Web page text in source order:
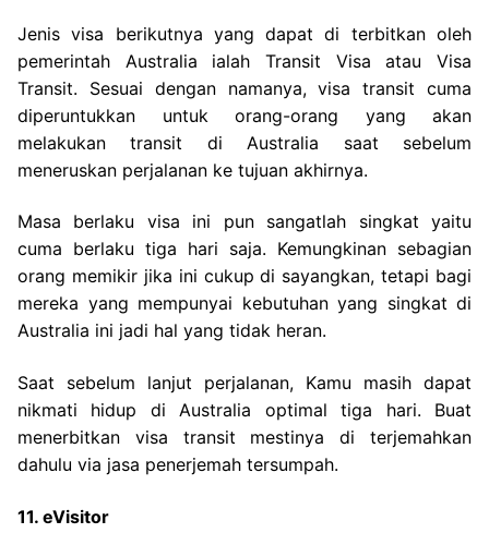
Jenis visa berikutnya yang dapat di terbitkan oleh
pemerintah Australia ialah Transit Visa atau Visa
Transit. Sesuai dengan namanya, visa transit cuma
diperuntukkan untuk orang-orang yang akan
melakukan transit di Australia saat sebelum
meneruskan perjalanan ke tujuan akhirnya.
Masa berlaku visa ini pun sangatlah singkat yaitu
cuma berlaku tiga hari saja. Kemungkinan sebagian
orang memikir jika ini cukup di sayangkan, tetapi bagi
mereka yang mempunyai kebutuhan yang singkat di
Australia ini jadi hal yang tidak heran.
Saat sebelum lanjut perjalanan, Kamu masih dapat
nikmati hidup di Australia optimal tiga hari. Buat
menerbitkan visa transit mestinya di terjemahkan
dahulu via jasa penerjemah tersumpah.
11. eVisitor